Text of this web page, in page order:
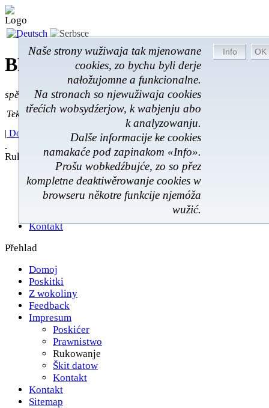
BROM-Service *Online
spěšnje * spušćomnje * małonałožnje
Naše strony wužiwaja tak mjenowane
cookies, zo bychu byli derje
nałožujomne a funkcionalne.
Na stronach so njewužiwaja cookies
třećich wobsydźerjow, k wabjenju abo
k analyzowanju.
Dalše informacije ke cookies
namakaće pod zapinakom «Info».
Prošu wobkedźbujće, zo so přez
kompletne deaktiwěrowanje cookies w
browseru někotre funkcije njemóža
wužić.
Tekst pytać:
Tekst pytać
| Domoj Poskitki|Z wokoliny Feedback
Rukowanje
Poskićer
Prawnistwo
Rukowanje
Kontakt
Přehlad
Domoj
Poskitki
Z wokoliny
Feedback
Impresum
Poskićer
Prawnistwo
Rukowanje
Škit datow
Kontakt
Kontakt
Sitemap